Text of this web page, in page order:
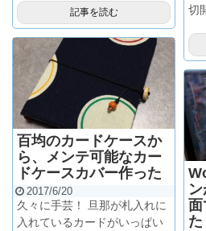
記事を読む
切
百均のカードケースか
ら、メンテ可能なカー
ドケースカバー作った
2017/6/20
久々に手芸！ 旦那が札入れに
入れているカードがいっぱい
面
た